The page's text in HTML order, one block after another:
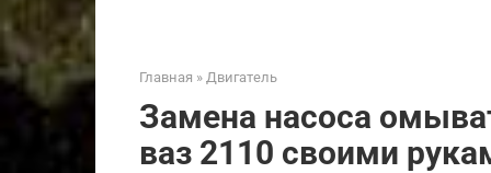
Главная » Двигатель
Замена насоса
ваз 2110 своими